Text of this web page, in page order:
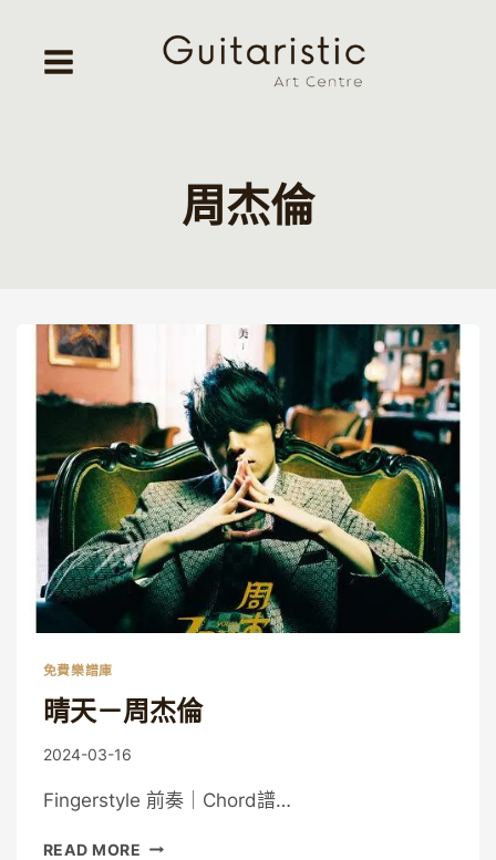
content
周杰倫
免費樂譜庫
晴天－周杰倫
By
2024-03-16
Fingerstyle 前奏｜Chord譜…
READ MORE 晴